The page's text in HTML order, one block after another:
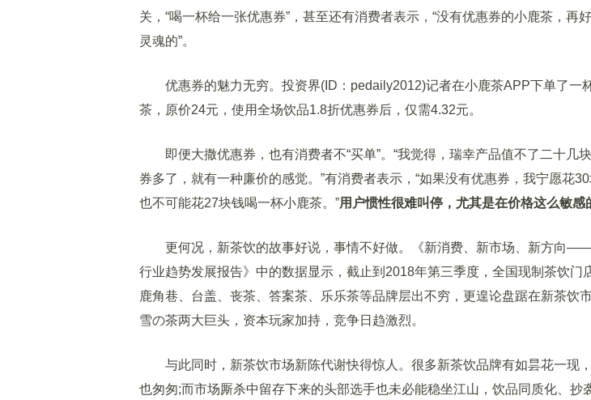
关，“喝一杯给一张优惠券”，甚至还有消费者表示，“没有优惠券的小鹿茶，再
灵魂的”。
优惠券的魅力无穷。投资界(ID：pedaily2012)记者在小鹿茶APP下单了一
茶，原价24元，使用全场饮品1.8折优惠券后，仅需4.32元。
即便大撒优惠券，也有消费者不“买单”。“我觉得，瑞幸产品值不了二十几
券多了，就有一种廉价的感觉。”有消费者表示，“如果没有优惠券，我宁愿花30
也不可能花27块钱喝一杯小鹿茶。”用户惯性很难叫停，尤其是在价格这么敏感
更何况，新茶饮的故事好说，事情不好做。《新消费、新市场、新方向
行业趋势发展报告》中的数据显示，截止到2018年第三季度，全国现制茶饮门
鹿角巷、台盖、丧茶、答案茶、乐乐茶等品牌层出不穷，更遑论盘踞在新茶饮
雪の茶两大巨头，资本玩家加持，竞争日趋激烈。
与此同时，新茶饮市场新陈代谢快得惊人。很多新茶饮品牌有如昙花一现
也匆匆;而市场厮杀中留存下来的头部选手也未必能稳坐江山，饮品同质化、抄